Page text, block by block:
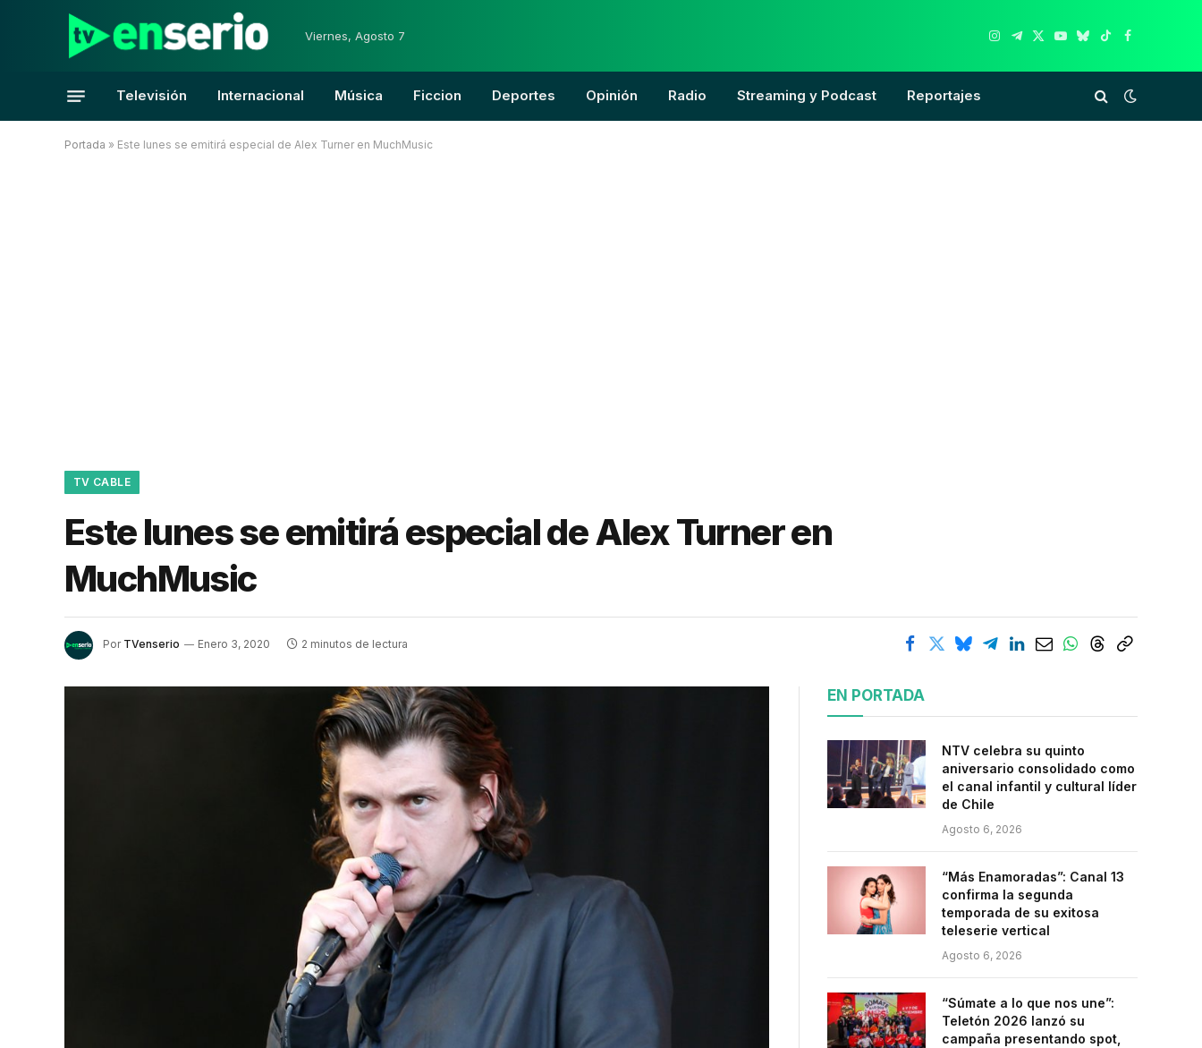
Viernes, Agosto 7
Instagram
Telegram
X
YouTube
Bluesky
TikTokFacebook
Televisión Internacional Música Ficcion Deportes Opinión Radio Streaming y Podcast Reportajes
Portada » Este lunes se emitirá especial de Alex Turner en MuchMusic
TV CABLE
Este lunes se emitirá especial de Alex Turner en
MuchMusic
Por TVenserio Enero 3, 2020 2 minutos de lectura
EN PORTADA
NTV celebra su quinto
aniversario consolidado como
el canal infantil y cultural líder
de Chile
Agosto 6, 2026
“Más Enamoradas”: Canal 13
confirma la segunda
temporada de su exitosa
teleserie vertical
Agosto 6, 2026
“Súmate a lo que nos une”:
Teletón 2026 lanzó su
campaña presentando spot,